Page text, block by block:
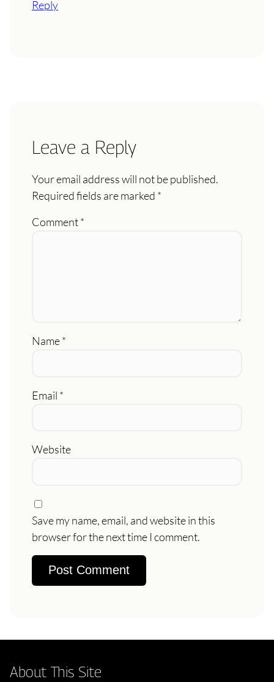
Reply
Leave a Reply
Your email address will not be published.
Required fields are marked *
Comment*
Name*
Email *
Website
Save my name, email, and website in this
browser for the next time I comment.
About This Site